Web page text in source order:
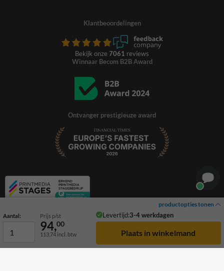
productopties tonen
Aantal: Prijs p/st Levertijd:3-4 werkdagen
94,00
113,74 incl. btw
Klantbeoordelingen
Bekijk onze 7061 reviews
Winnaar Becom B2B Award
Ontvanger prestigieuze award
© 2026 TrafficSupply. Alle rechten voorbehouden.